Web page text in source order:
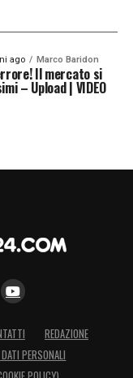
ago Marco Baridon
Il mercato si
– Upload | VIDEO
REDAZIONE
PERSONALI